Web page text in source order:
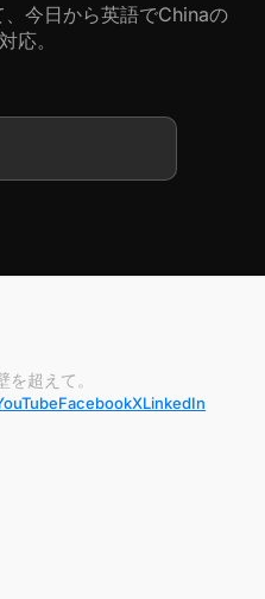
今日から英語でChinaの
応。
超えて。
FacebookXLinkedIn